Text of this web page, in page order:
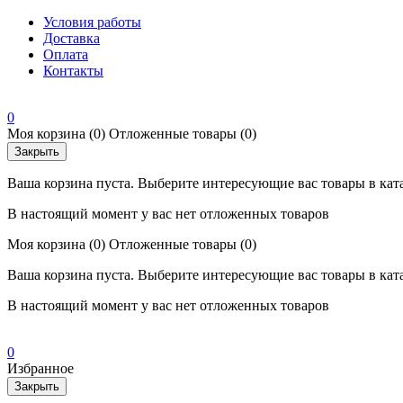
Условия работы
Доставка
Оплата
Контакты
0
Моя корзина (0) Отложенные товары (0)
Закрыть
Ваша корзина пуста. Выберите интересующие вас товары в
В настоящий момент у вас нет отложенных товаров
Моя корзина (0) Отложенные товары (0)
Ваша корзина пуста. Выберите интересующие вас товары в
В настоящий момент у вас нет отложенных товаров
0
Избранное
Закрыть